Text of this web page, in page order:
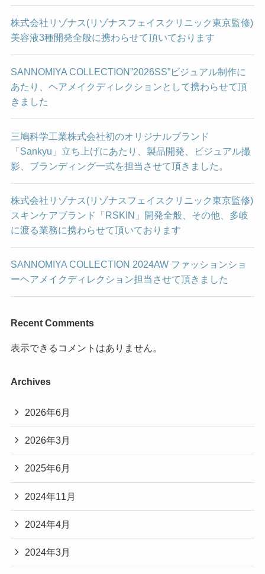
株式会社リゾナス(リゾナスフェイスクリニック東京監修)
美容液3種開発全般に携わらせて頂いております
SANNOMIYA COLLECTION”2026SS”ビジュアル制作に
あたり、ヘアメイクディレクションとして携わらせて頂
きました
三鳩科学工業株式会社初のオリジナルブランド
「Sankyu」立ち上げにあたり、製品開発、ビジュアル撮
影、ブランディング一式を担当させて頂きました。
株式会社リゾナス(リゾナスフェイスクリニック東京監修)
スキンケアブランド「RSKIN」開発全般、その他、多岐
に渡る業務に携わらせて頂いております
SANNOMIYA COLLECTION 2024AW ファッションショ
ーヘアメイクディレクション担当させて頂きました
Recent Comments
表示できるコメントはありません。
Archives
2026年6月
2026年3月
2025年6月
2024年11月
2024年4月
2024年3月